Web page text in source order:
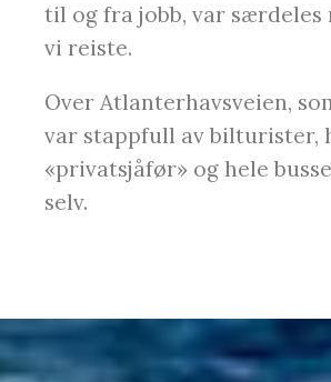
til og fra jobb, var særdeles
vi reiste.
Over Atlanterhavsveien,
var stappfull av bilturister,
«privatsjåfør» og hele
selv.